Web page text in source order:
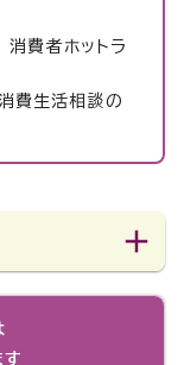
者ホットラ
費生活相談の
す